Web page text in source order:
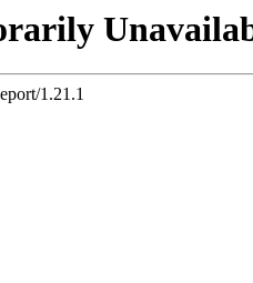
1.21.1